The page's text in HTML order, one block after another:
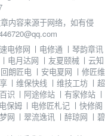
内容来源于网络，如有侵
电修网 丨 电修通 丨琴韵章讯
丨 电月达网 丨 友夏颐械 丨云知
回朗匠电 丨 安电夏网 丨 修匠维
丨维保快线 丨维技工坊 丨 超
识 丨 阿途修站 丨 有家修站 丨
保姆 丨 电修匠札记 丨 快修阁
网 丨翠流逸讯 丨醉琼网 丨 碧